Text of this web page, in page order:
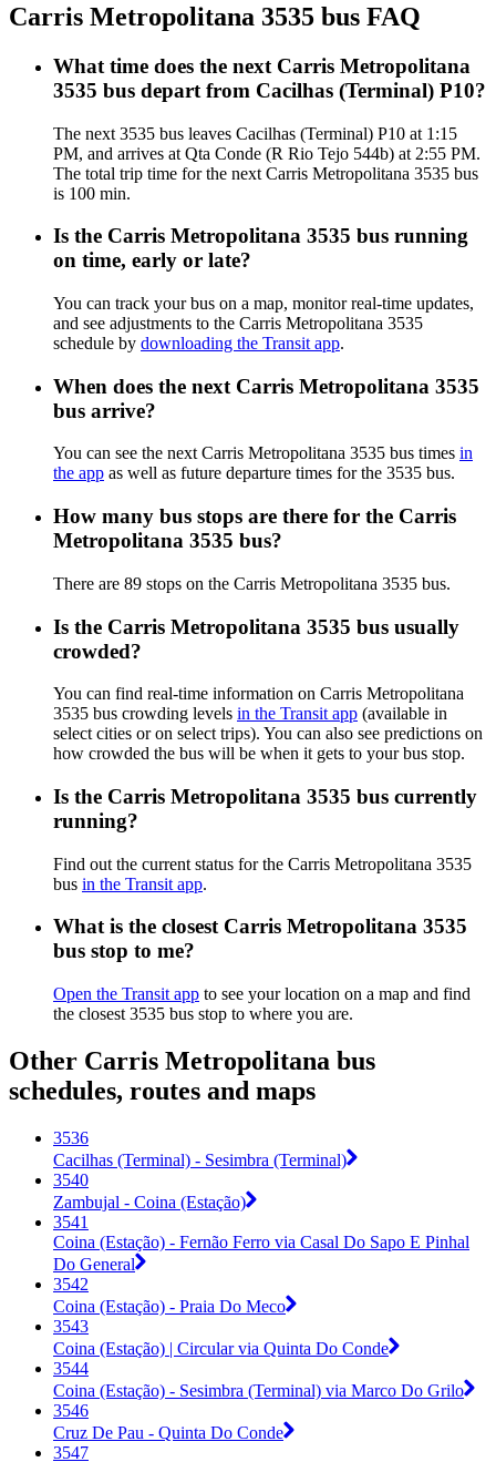
Carris Metropolitana 3535 bus FAQ
What time does the next Carris Metropolitana
3535 bus depart from Cacilhas (Terminal) P10?
The next 3535 bus leaves Cacilhas (Terminal) P10 at 1:15
PM, and arrives at Qta Conde (R Rio Tejo 544b) at 2:55 PM.
The total trip time for the next Carris Metropolitana 3535 bus
is 100 min.
Is the Carris Metropolitana 3535 bus running
on time, early or late?
You can track your bus on a map, monitor real-time updates,
and see adjustments to the Carris Metropolitana 3535
schedule by downloading the Transit app.
When does the next Carris Metropolitana 3535
bus arrive?
You can see the next Carris Metropolitana 3535 bus times in
the app as well as future departure times for the 3535 bus.
How many bus stops are there for the Carris
Metropolitana 3535 bus?
There are 89 stops on the Carris Metropolitana 3535 bus.
Is the Carris Metropolitana 3535 bus usually
crowded?
You can find real-time information on Carris Metropolitana
3535 bus crowding levels in the Transit app (available in
select cities or on select trips). You can also see predictions on
how crowded the bus will be when it gets to your bus stop.
Is the Carris Metropolitana 3535 bus currently
running?
Find out the current status for the Carris Metropolitana 3535
bus in the Transit app.
What is the closest Carris Metropolitana 3535
bus stop to me?
Open the Transit app to see your location on a map and find
the closest 3535 bus stop to where you are.
Other Carris Metropolitana bus
schedules, routes and maps
3536
Cacilhas (Terminal) - Sesimbra (Terminal)
3540
Zambujal - Coina (Estação)
3541
Coina (Estação) - Fernão Ferro via Casal Do Sapo E Pinhal
Do General
3542
Coina (Estação) - Praia Do Meco
3543
Coina (Estação) | Circular via Quinta Do Conde
3544
Coina (Estação) - Sesimbra (Terminal) via Marco Do Grilo
3546
Cruz De Pau - Quinta Do Conde
3547